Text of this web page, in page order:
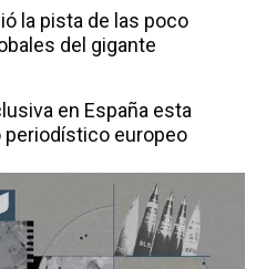
la pista de las poco
del gigante
en España esta
europeo